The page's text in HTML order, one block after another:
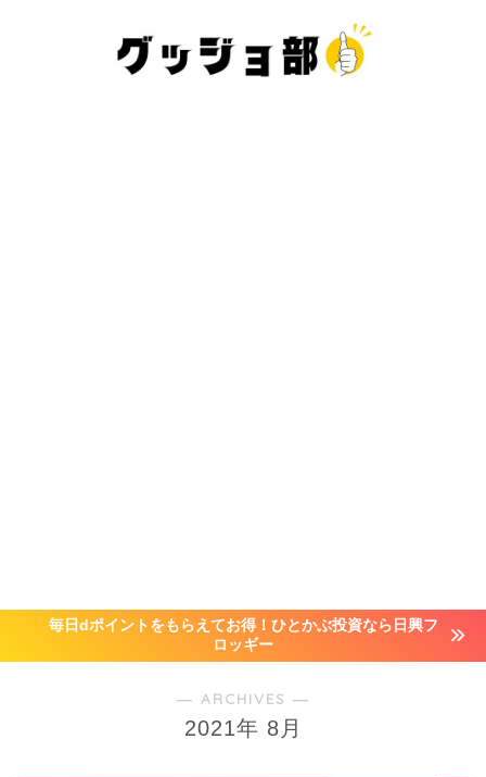
毎日dポイントをもらえてお得！ひとかぶ投資なら日興フ
ロッギー
― ARCHIVES ―
2021年 8月